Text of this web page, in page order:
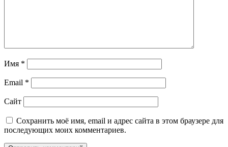
Имя *
Email *
Сайт
Сохранить моё имя, email и адрес сайта в этом браузере для
последующих моих комментариев.